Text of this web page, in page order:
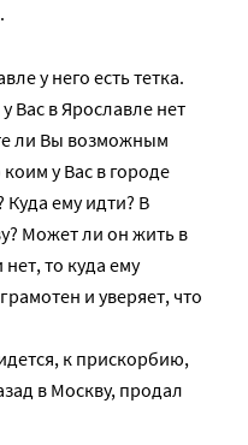
у него есть тетка.
Вас в Ярославле нет
ли Вы возможным
коим у Вас в городе
Куда ему идти? В
Может ли он жить в
то куда ему
и уверяет, что
к прискорбию,
в Москву, продал